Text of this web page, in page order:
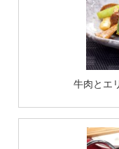
牛肉とエ